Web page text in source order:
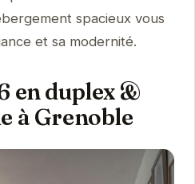
spacieux vous
et sa modernité.
en duplex &
à Grenoble